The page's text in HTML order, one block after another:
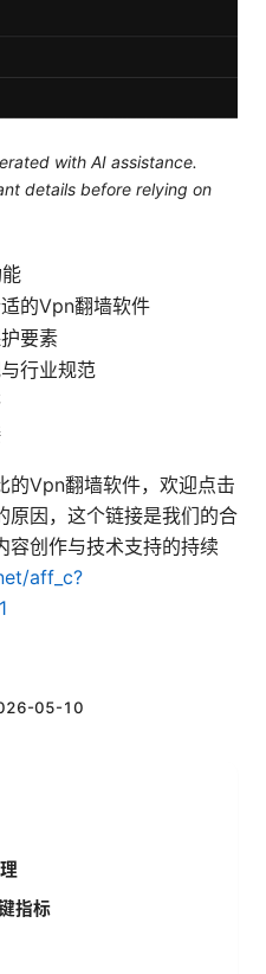
with AI assistance.
details before relying on
的Vpn翻墙软件
要素
行业规范
的Vpn翻墙软件，欢迎点击
原因，这个链接是我们的合
容创作与技术支持的持续
aff_c?
05-10
指标